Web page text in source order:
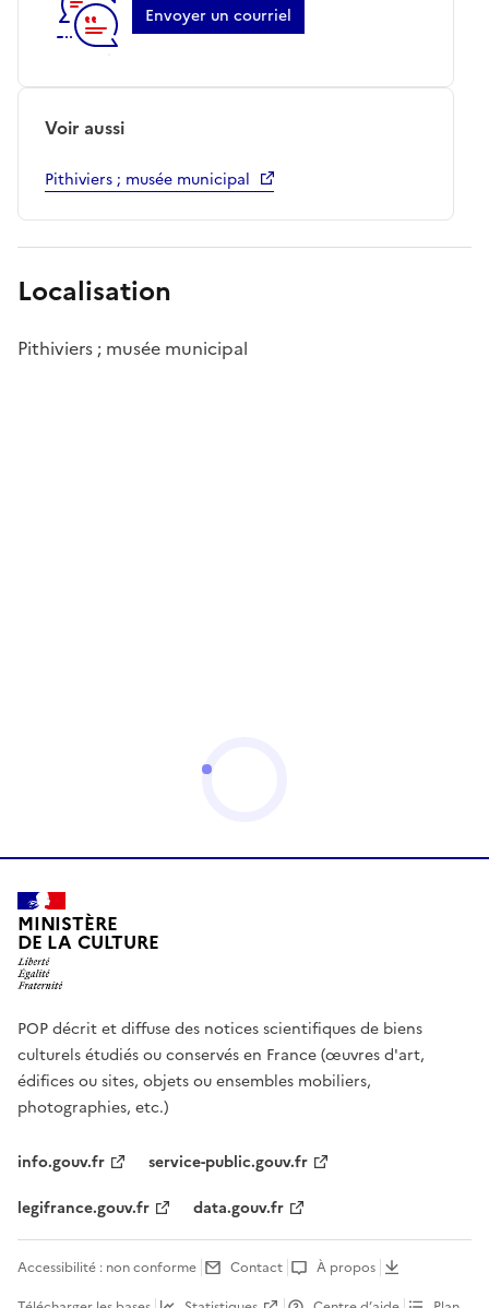
Envoyer un courriel
Voir aussi
Pithiviers ; musée municipal
Localisation
Pithiviers ; musée municipal
MINISTÈRE
DE LA CULTURE
POP décrit et diffuse des notices scientifiques de biens
culturels étudiés ou conservés en France (œuvres d'art,
édifices ou sites, objets ou ensembles mobiliers,
photographies, etc.)
info.gouv.fr
service-public.gouv.fr
legifrance.gouv.fr
data.gouv.fr
Accessibilité : non conforme Contact
À propos